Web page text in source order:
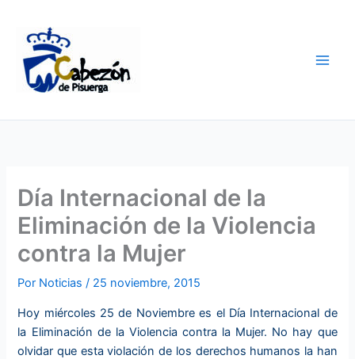
contenido
Día Internacional de la
Eliminación de la Violencia
contra la Mujer
Por Noticias/ 25 noviembre, 2015
Hoy miércoles 25 de Noviembre es el Día Internacional de
la Eliminación de la Violencia contra la Mujer. No hay que
olvidar que esta violación de los derechos humanos la han